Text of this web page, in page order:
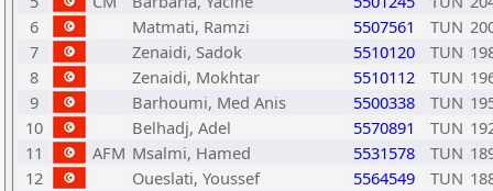
6
Matmati, Ramzi 5507561 TUN
7
Zenaidi, Sadok 5510120 TUN
8
Zenaidi, Mokhtar 5510112 TUN
9
Barhoumi, Med Anis 5500338 TUN
10
Belhadj, Adel 5570891 TUN
11
AFM Msalmi, Hamed 5531578 TUN
12
Oueslati, Youssef 5564549 TUN